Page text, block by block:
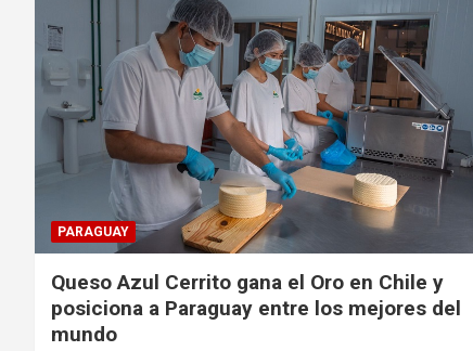
PARAGUAY
Queso Azul Cerrito gana el Oro en Chile y
posiciona a Paraguay entre los mejores del
mundo